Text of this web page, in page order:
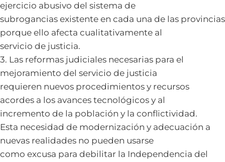
ejercicio abusivo del sistema de
subrogancias existente en cada una de las provincias
porque ello afecta cualitativamente al
servicio de justicia.
3. Las reformas judiciales necesarias para el
mejoramiento del servicio de justicia
requieren nuevos procedimientos y recursos
acordes a los avances tecnológicos y al
incremento de la población y la conflictividad.
Esta necesidad de modernización y adecuación a
nuevas realidades no pueden usarse
como excusa para debilitar la Independencia del